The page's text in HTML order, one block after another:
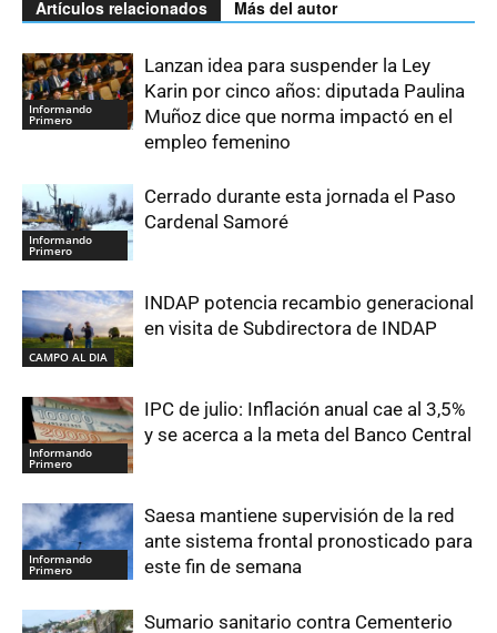
Artículos relacionados Más del autor
Informando
Primero
Lanzan idea para suspender la Ley
Karin por cinco años: diputada Paulina
Muñoz dice que norma impactó en el
empleo femenino
Informando
Primero
Cerrado durante esta jornada el Paso
Cardenal Samoré
CAMPO AL DIA
INDAP potencia recambio generacional
en visita de Subdirectora de INDAP
Informando
Primero
IPC de julio: Inflación anual cae al 3,5%
y se acerca a la meta del Banco Central
Informando
Primero
Saesa mantiene supervisión de la red
ante sistema frontal pronosticado para
este fin de semana
Sumario sanitario contra Cementerio